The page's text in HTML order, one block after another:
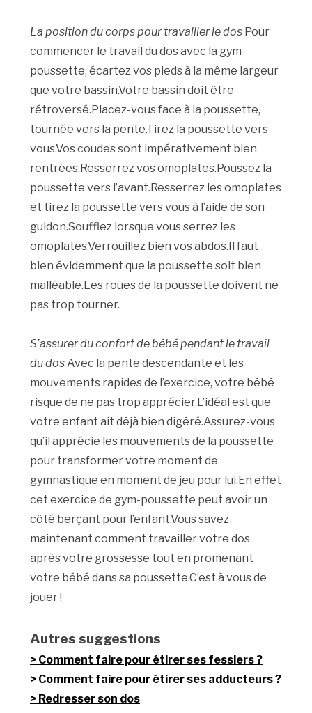
La position du corps pour travailler le dos Pour
commencer le travail du dos avec la gym-
poussette, écartez vos pieds à la même largeur
que votre bassin.Votre bassin doit être
rétroversé.Placez-vous face à la poussette,
tournée vers la pente.Tirez la poussette vers
vous.Vos coudes sont impérativement bien
rentrées.Resserrez vos omoplates.Poussez la
poussette vers l’avant.Resserrez les omoplates
et tirez la poussette vers vous à l’aide de son
guidon.Soufflez lorsque vous serrez les
omoplates.Verrouillez bien vos abdos.Il faut
bien évidemment que la poussette soit bien
malléable.Les roues de la poussette doivent ne
pas trop tourner.
S’assurer du confort de bébé pendant le travail
du dosAvec la pente descendante et les
mouvements rapides de l’exercice, votre bébé
risque de ne pas trop apprécier.L’idéal est que
votre enfant ait déjà bien digéré.Assurez-vous
qu’il apprécie les mouvements de la poussette
pour transformer votre moment de
gymnastique en moment de jeu pour lui.En effet
cet exercice de gym-poussette peut avoir un
côté berçant pour l’enfant.Vous savez
maintenant comment travailler votre dos
après votre grossesse tout en promenant
votre bébé dans sa poussette.C’est à vous de
jouer !
Autres suggestions
Comment faire pour étirer ses fessiers ?
Comment faire pour étirer ses adducteurs ?
Redresser son dos